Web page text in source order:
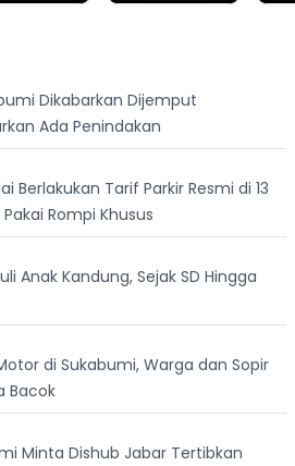
Dikabarkan Dijemput
Ada Penindakan
Berlakukan Tarif Parkir Resmi di 13
Rompi Khusus
Anak Kandung, Sejak SD Hingga
di Sukabumi, Warga dan Sopir
Bacok
Minta Dishub Jabar Tertibkan